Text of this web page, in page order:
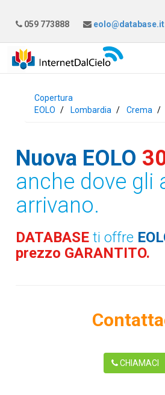
059 773888 eolo@database.it
Copertura
EOLO
Lombardia Crema
Nuova EOLO
anche dove gli
arrivano.
DATABASEti offre
prezzo GARANTITO.
CHIAMACI